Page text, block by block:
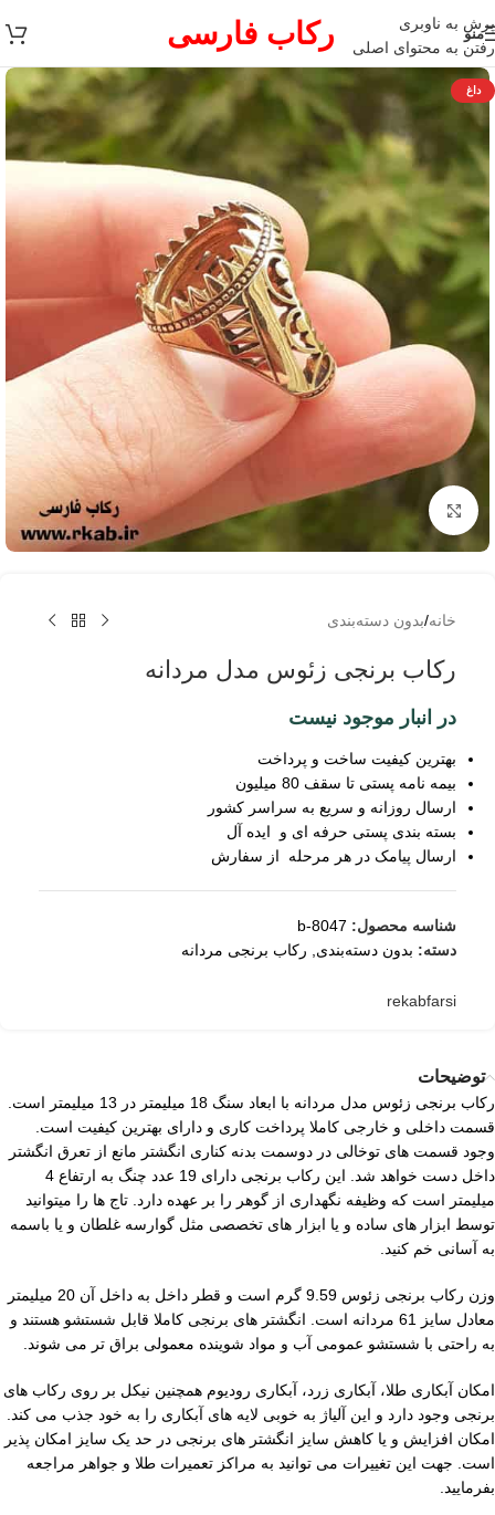
پرش به ناوبری
رفتن به محتوای اصلی
منو رکاب فارسی
داغ
برای بزرگنمایی کلیک کنید
خانه/بدون دسته‌بندی
رکاب برنجی زئوس مدل مردانه
در انبار موجود نیست
بهترین کیفیت ساخت و پرداخت
بیمه نامه پستی تا سقف 80 میلیون
ارسال روزانه و سریع به سراسر کشور
بسته بندی پستی حرفه ای و ایده آل
ارسال پیامک در هر مرحله از سفارش
شناسه محصول: b-8047
دسته: بدون دسته‌بندی رکاب برنجی مردانه
rekabfarsi
توضیحات
رکاب برنجی زئوس مدل مردانه با ابعاد سنگ 18 میلیمتر در 13 میلیمتر است.
قسمت داخلی و خارجی کاملا پرداخت کاری و دارای بهترین کیفیت است.
وجود قسمت های توخالی در دوسمت بدنه کناری انگشتر مانع از تعرق انگشتر
داخل دست خواهد شد. این رکاب برنجی دارای 19 عدد چنگ به ارتفاع 4
میلیمتر است که وظیفه نگهداری از گوهر را بر عهده دارد. تاج ها را میتوانید
توسط ابزار های ساده و یا ابزار های تخصصی مثل گوارسه غلطان و یا باسمه
به آسانی خم کنید.
وزن رکاب برنجی زئوس 9.59 گرم است و قطر داخل به داخل آن 20 میلیمتر
معادل سایز 61 مردانه است. انگشتر های برنجی کاملا قابل شستشو هستند و
به راحتی با شستشو عمومی آب و مواد شوینده معمولی براق تر می شوند.
امکان آبکاری طلا، آبکاری زرد، آبکاری رودیوم همچنین نیکل بر روی رکاب های
برنجی وجود دارد و این آلیاژ به خوبی لایه های آبکاری را به خود جذب می کند.
امکان افزایش و یا کاهش سایز انگشتر های برنجی در حد یک سایز امکان پذیر
است. جهت این تغییرات می توانید به مراکز تعمیرات طلا و جواهر مراجعه
بفرمایید.